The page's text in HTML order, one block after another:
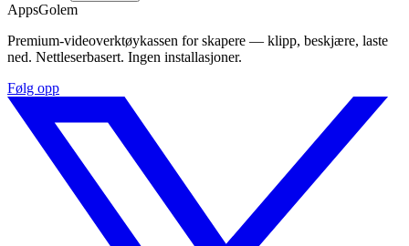
AppsGolem
Premium-videoverktøykassen for skapere — klipp, beskjære, laste
ned. Nettleserbasert. Ingen installasjoner.
Følg opp